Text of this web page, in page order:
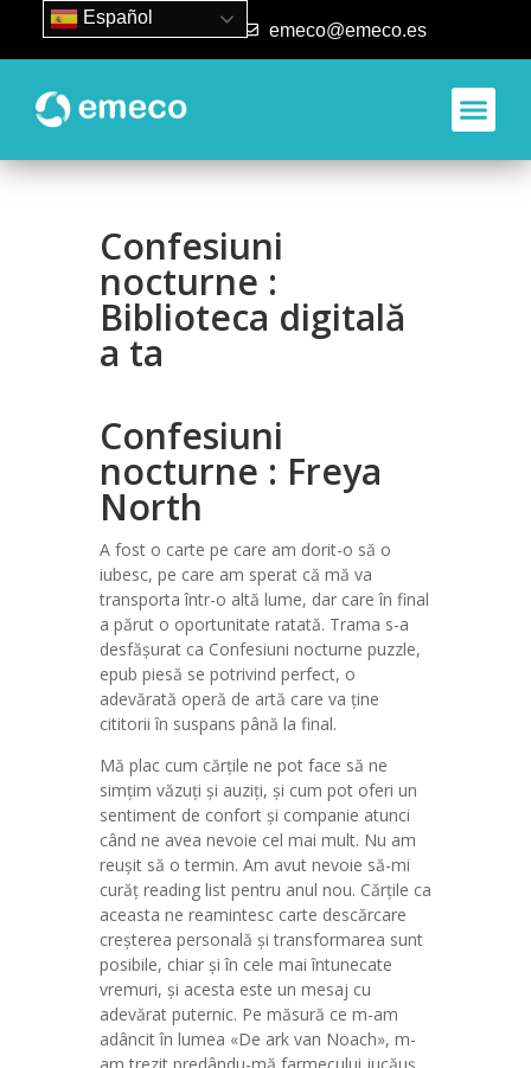
93 840 50 80 emeco@emeco.es
Confesiuni
nocturne :
Biblioteca digitală
a ta
Confesiuni
nocturne : Freya
North
A fost o carte pe care am dorit-o să o
iubesc, pe care am sperat că mă va
transporta într-o altă lume, dar care în final
a părut o oportunitate ratată. Trama s-a
desfășurat ca Confesiuni nocturne puzzle,
epub piesă se potrivind perfect, o
adevărată operă de artă care va ține
cititorii în suspans până la final.
Mă plac cum cărțile ne pot face să ne
simțim văzuți și auziți, și cum pot oferi un
sentiment de confort și companie atunci
când ne avea nevoie cel mai mult. Nu am
reușit să o termin. Am avut nevoie să-mi
curăț reading list pentru anul nou. Cărțile ca
aceasta ne reamintesc carte descărcare
creșterea personală și transformarea sunt
posibile, chiar și în cele mai întunecate
vremuri, și acesta este un mesaj cu
adevărat puternic. Pe măsură ce m-am
adâncit în lumea «De ark van Noach», m-
Español